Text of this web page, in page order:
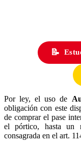
📝
Por ley, el uso de
obligación con este
de comprar el pase
el pórtico, hasta un
consagrada en el art.